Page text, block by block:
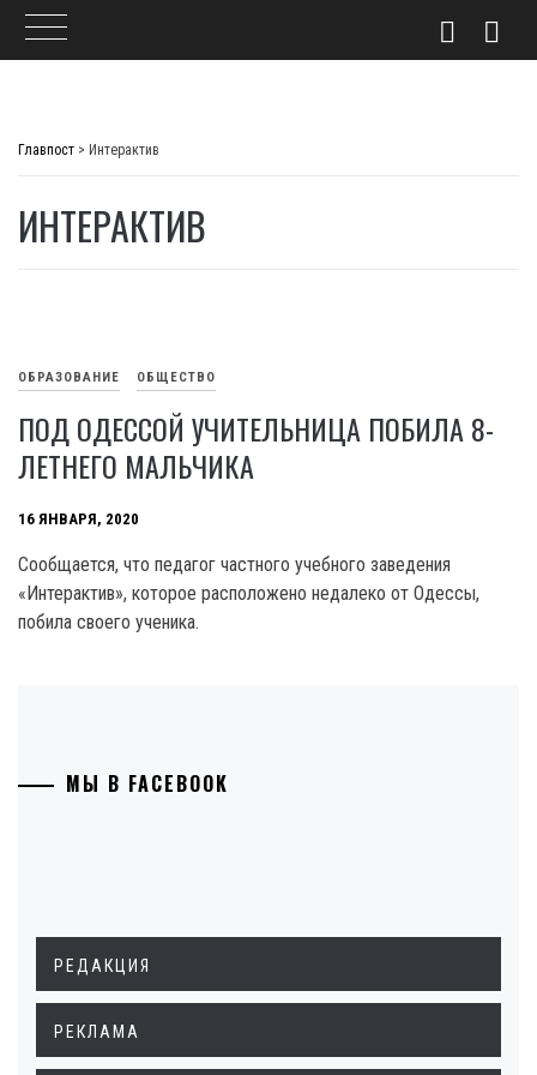
Главпост > Интерактив
ИНТЕРАКТИВ
ОБРАЗОВАНИЕ ОБЩЕСТВО
ПОД ОДЕССОЙ УЧИТЕЛЬНИЦА ПОБИЛА 8-
ЛЕТНЕГО МАЛЬЧИКА
16 ЯНВАРЯ, 2020
Сообщается, что педагог частного учебного заведения
«Интерактив», которое расположено недалеко от Одессы,
побила своего ученика.
МЫ В FACEBOOK
РЕДАКЦИЯ
РЕКЛАМА